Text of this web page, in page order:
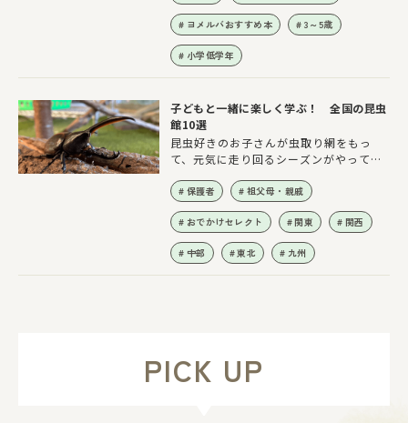
だからこそ、楽しさが倍増するカブトム
シに関する絵本を5冊紹介します。
ヨメルバおすすめ本 3～5歳
小学低学年
子どもと一緒に楽しく学ぶ！ 全国の昆虫
館10選
昆虫好きのお子さんが虫取り網をもっ
て、元気に走り回るシーズンがやってき
カブトムシとクワガタムシが２トップ。
それらがたくさん見られたり、大きな温
室の中でチョウを間近に観察できる全国
の有名な「昆虫館」をまとめて紹介しま
す！ なかには、ガイドスタッフが昆虫
の探し方を教えてくれる屋外のフィール
保護者 祖父母・親戚
おでかけセレクト 関東 関西
中部 東北 九州
PICK UP